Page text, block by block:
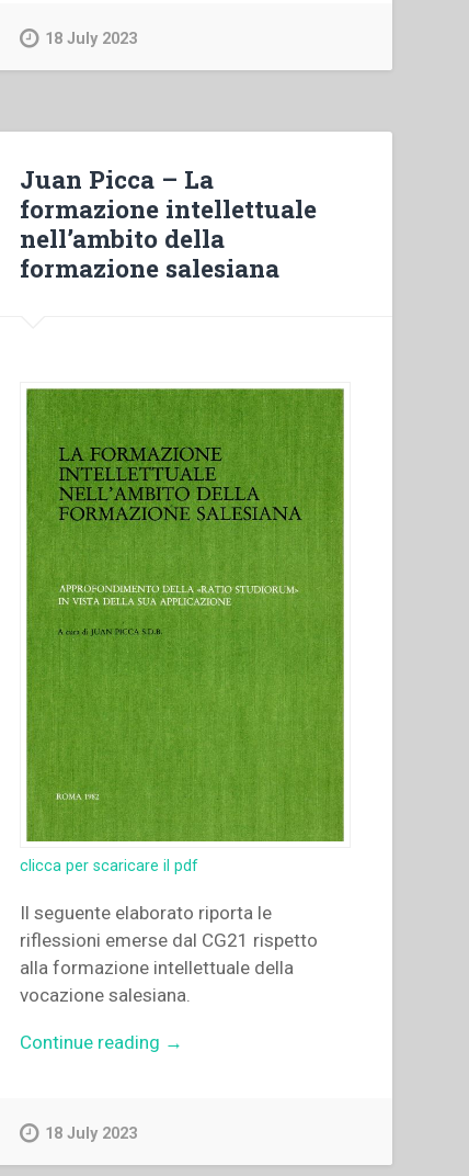
18 July 2023
Juan Picca – La
formazione intellettuale
nell’ambito della
formazione salesiana
clicca per scaricare il pdf
Il seguente elaborato riporta le
riflessioni emerse dal CG21 rispetto
alla formazione intellettuale della
vocazione salesiana.
Continue reading “Juan
→
18 July 2023